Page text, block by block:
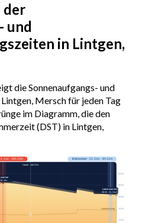
der
und
in Lintgen,
die Sonnenaufgangs- und
Mersch für jeden Tag
im Diagramm, die den
(DST) in Lintgen,
Sonnenmittag
03:00
06:00
09:00
12:00
15:00
Jun · 16h 23m Kürzester· 21. Dez · 8h 11m
Heute · 14h 57m
sunrise
16. Jun
Latest sunrise
08:30 · 31. Dez